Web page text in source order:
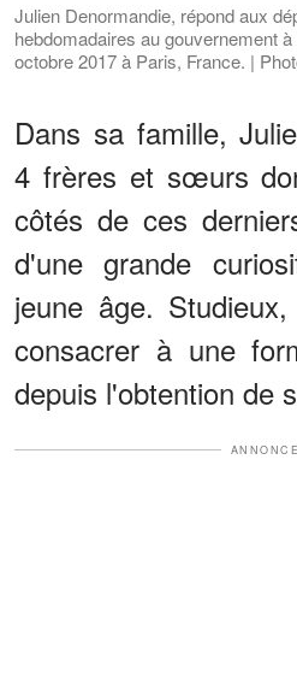
Julien Denormandie, répond aux
hebdomadaires au gouvernement
octobre 2017 à Paris, France. |
Dans sa famille,
4 frères et sœurs
côtés de ces
d'une grande
jeune âge.
consacrer à une
depuis l'obtention de